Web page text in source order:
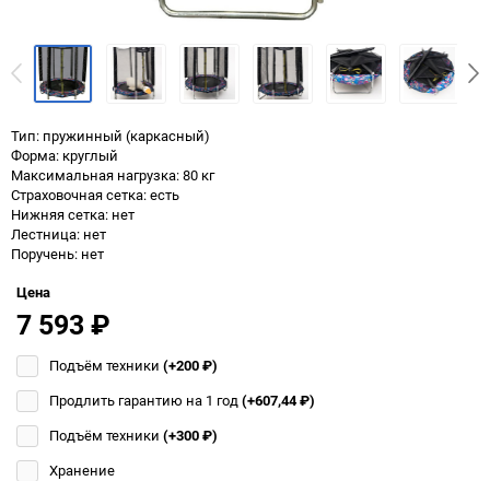
Тип: пружинный (каркасный)
Форма: круглый
Максимальная нагрузка: 80 кг
Страховочная сетка: есть
Нижняя сетка: нет
Лестница: нет
Поручень: нет
Цена
7 593 ₽
Подъём техники (+200₽)
Продлить гарантию на 1 год(+607,44₽)
Подъём техники (+300₽)
Хранение